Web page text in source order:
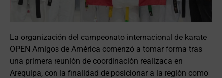
La organización del campeonato internacional de karate
OPEN Amigos de América comenzó a tomar forma tras
una primera reunión de coordinación realizada en
Arequipa, con la finalidad de posicionar a la región como